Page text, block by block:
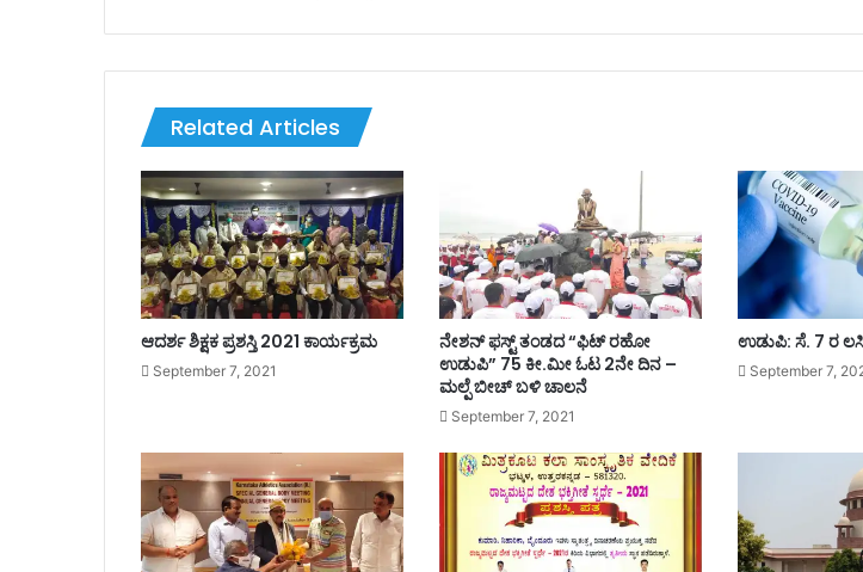
ಜಾ
ನಾ
ಳೆ
ಎಂ
ಬಿ
ಎ
ಸ್
ವೈ
ಮ
ಹ
ವ
ಭೆ
!
!
!
ಕ್
ರ್
ಕಾ
ರ
ಭ
ರ
ವ
ಸೆ
ಮಿ
ತಿ
ಸ
ಭೆ
!
Related Articles
ಆದರ್ಶ ಶಿಕ್ಷಕ ಪ್ರಶಸ್ತಿ 2021 ಕಾರ್ಯಕ್ರಮ
September 7, 2021
ನೇಶನ್ ಫಸ್ಟ್ ತಂಡದ “ಫಿಟ್ ರಹೋ
ಉಡುಪಿ” 75 ಕೀ.ಮೀ ಓಟ 2ನೇ ದಿನ –
ಮಲ್ಪೆ ಬೀಚ್ ಬಳಿ ಚಾಲನೆ
September 7, 2021
ಉಡುಪಿ: ಸೆ. 7 ರ
September 7,